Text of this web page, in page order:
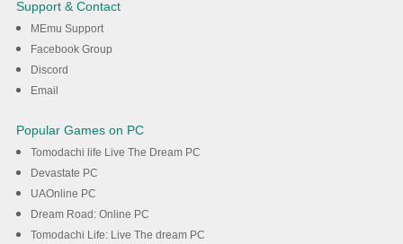
Support & Contact
MEmu Support
Facebook Group
Discord
Email
Popular Games on PC
Tomodachi life Live The Dream PC
Devastate PC
UAOnline PC
Dream Road: Online PC
Tomodachi Life: Live The dream PC